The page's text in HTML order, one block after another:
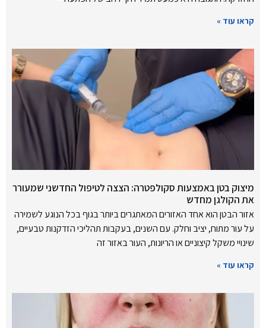
קראו עוד »
מיצוק בטן באמצעות סקולפטרה: הצצה לטיפול החדשני שמעורר
את הקולגן מחדש
אזור הבטן הוא אחד האזורים המאתגרים ביותר בגוף בכל הנוגע לשמירה
על עור מתוח, יציב וחלק. עם השנים, בעקבות תהליכי הזדקנות טבעיים,
שינויי משקל קיצוניים או הריונות, העור באזור זה
קראו עוד »